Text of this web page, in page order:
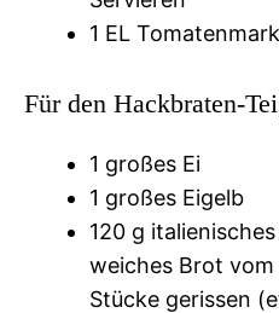
1 EL Tomatenmark
Für den Hackbraten-
1 großes Ei
1 großes Eigelb
120 g
weiches Brot
Stücke gerissen